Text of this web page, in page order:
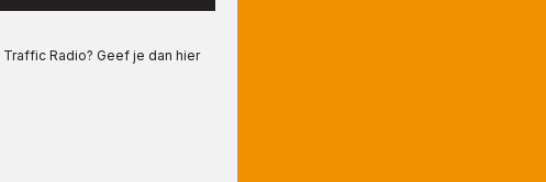
Traffic Radio? Geef je dan hier